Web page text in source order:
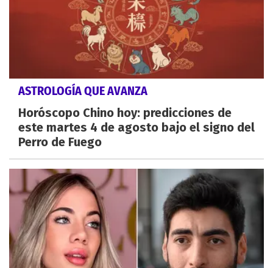
ASTROLOGÍA QUE AVANZA
Horóscopo Chino hoy: predicciones de
este martes 4 de agosto bajo el signo del
Perro de Fuego